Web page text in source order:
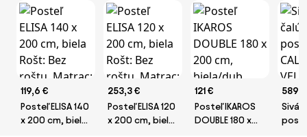
119,6 €
Posteľ ELISA 140
x 200 cm, biela
253,3 €
Posteľ ELISA 120
x 200 cm, biela
121 €
Posteľ IKAROS
DOUBLE 180 x
Sivá